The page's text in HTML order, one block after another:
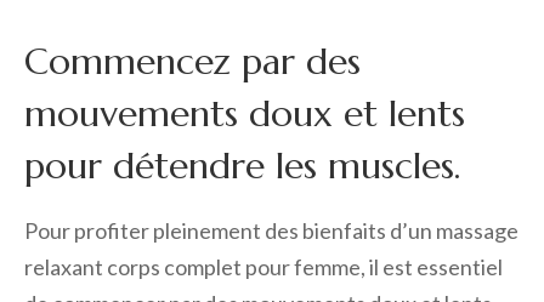
Commencez par des
mouvements doux et lents
pour détendre les muscles.
Pour profiter pleinement des bienfaits d’un massage
relaxant corps complet pour femme, il est essentiel